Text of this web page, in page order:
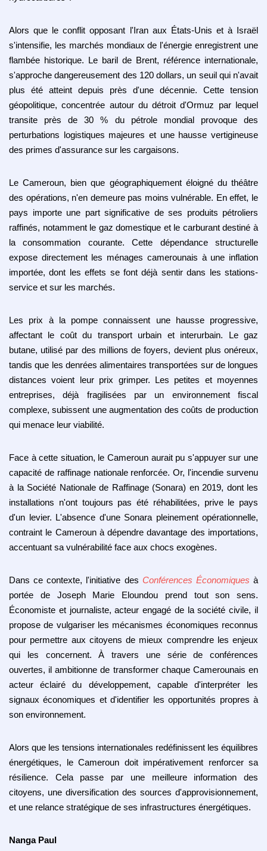
Alors que le conflit opposant l'Iran aux États-Unis et à Israël
s'intensifie, les marchés mondiaux de l'énergie enregistrent une
flambée historique. Le baril de Brent, référence internationale,
s'approche dangereusement des 120 dollars, un seuil qui n'avait
plus été atteint depuis près d'une décennie. Cette tension
géopolitique, concentrée autour du détroit d'Ormuz par lequel
transite près de 30 % du pétrole mondial provoque des
perturbations logistiques majeures et une hausse vertigineuse
des primes d'assurance sur les cargaisons.
Le Cameroun, bien que géographiquement éloigné du théâtre
des opérations, n'en demeure pas moins vulnérable. En effet, le
pays importe une part significative de ses produits pétroliers
raffinés, notamment le gaz domestique et le carburant destiné à
la consommation courante. Cette dépendance structurelle
expose directement les ménages camerounais à une inflation
importée, dont les effets se font déjà sentir dans les stations-
service et sur les marchés.
Les prix à la pompe connaissent une hausse progressive,
affectant le coût du transport urbain et interurbain. Le gaz
butane, utilisé par des millions de foyers, devient plus onéreux,
tandis que les denrées alimentaires transportées sur de longues
distances voient leur prix grimper. Les petites et moyennes
entreprises, déjà fragilisées par un environnement fiscal
complexe, subissent une augmentation des coûts de production
qui menace leur viabilité.
Face à cette situation, le Cameroun aurait pu s'appuyer sur une
capacité de raffinage nationale renforcée. Or, l'incendie survenu
à la Société Nationale de Raffinage (Sonara) en 2019, dont les
installations n'ont toujours pas été réhabilitées, prive le pays
d'un levier. L'absence d'une Sonara pleinement opérationnelle,
contraint le Cameroun à dépendre davantage des importations,
accentuant sa vulnérabilité face aux chocs exogènes.
Dans ce contexte, l'initiative des Conférences Économiques à
portée de Joseph Marie Eloundou prend tout son sens.
Économiste et journaliste, acteur engagé de la société civile, il
propose de vulgariser les mécanismes économiques reconnus
pour permettre aux citoyens de mieux comprendre les enjeux
qui les concernent. À travers une série de conférences
ouvertes, il ambitionne de transformer chaque Camerounais en
acteur éclairé du développement, capable d'interpréter les
signaux économiques et d'identifier les opportunités propres à
son environnement.
Alors que les tensions internationales redéfinissent les équilibres
énergétiques, le Cameroun doit impérativement renforcer sa
résilience. Cela passe par une meilleure information des
citoyens, une diversification des sources d'approvisionnement,
et une relance stratégique de ses infrastructures énergétiques.
Nanga Paul